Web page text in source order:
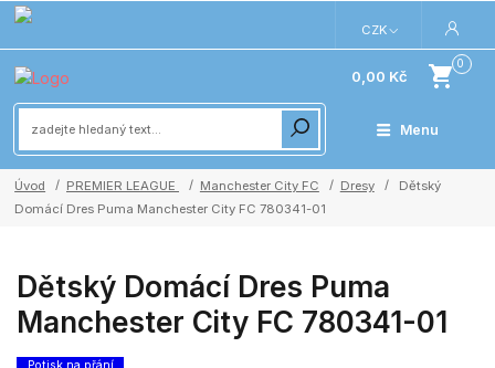
Menu
CZK
0
0,00 Kč
Úvod PREMIER LEAGUE Manchester City FC Dresy
Dětský
Domácí Dres Puma Manchester City FC 780341-01
Dětský Domácí Dres Puma
Manchester City FC 780341-01